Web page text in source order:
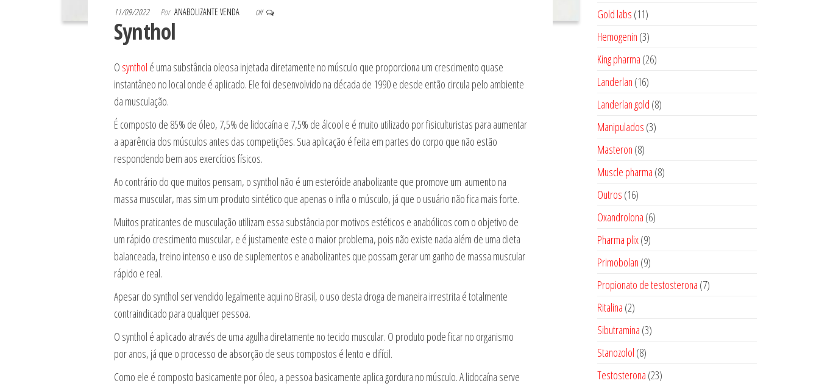
11/09/2022 Por ANABOLIZANTE VENDA Off
Synthol
O synthol é uma substância oleosa injetada diretamente no músculo que proporciona um crescimento quase
instantâneo no local onde é aplicado. Ele foi desenvolvido na década de 1990 e desde então circula pelo ambiente
da musculação.
É composto de 85% de óleo, 7,5% de lidocaína e 7,5% de álcool e é muito utilizado por fisiculturistas para aumentar
a aparência dos músculos antes das competições. Sua aplicação é feita em partes do corpo que não estão
respondendo bem aos exercícios físicos.
Ao contrário do que muitos pensam, o synthol não é um esteróide anabolizante que promove um aumento na
massa muscular, mas sim um produto sintético que apenas o infla o músculo, já que o usuário não fica mais forte.
Muitos praticantes de musculação utilizam essa substância por motivos estéticos e anabólicos com o objetivo de
um rápido crescimento muscular, e é justamente este o maior problema, pois não existe nada além de uma dieta
balanceada, treino intenso e uso de suplementos e anabolizantes que possam gerar um ganho de massa muscular
rápido e real.
Apesar do synthol ser vendido legalmente aqui no Brasil, o uso desta droga de maneira irrestrita é totalmente
contraindicado para qualquer pessoa.
O synthol é aplicado através de uma agulha diretamente no tecido muscular. O produto pode ficar no organismo
por anos, já que o processo de absorção de seus compostos é lento e difícil.
Como ele é composto basicamente por óleo, a pessoa basicamente aplica gordura no músculo. A lidocaína serve
produtos
Gold labs 1111
produtos
Hemogenin 33
produtos
King pharma 2626
Landerlan 1616
produtos
Landerlan gold 88
Manipulados 33
Masteron 88
produtos
Muscle pharma 88
Outros 1616
produtos
Oxandrolona 66
Pharma plix 99
produtos
Primobolan 99
produtos
Propionato de testosterona 77
Ritalina 22
produtos
Sibutramina 33
Stanozolol 88
produtos
Testosterona 2323